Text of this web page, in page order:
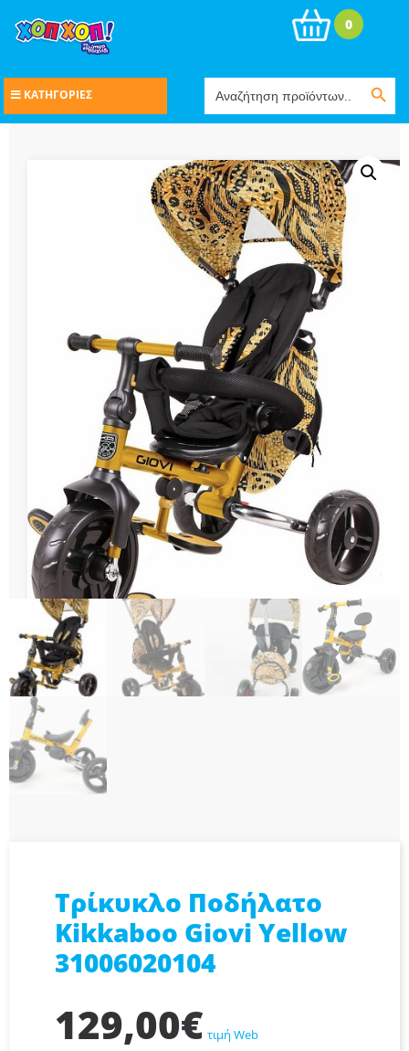
for:
Search Button
0
ΚΑΤΗΓΟΡΙΕΣ
Τρίκυκλο Ποδήλατο
Kikkaboo Giovi Yellow
31006020104
129,00€ τιμή Web